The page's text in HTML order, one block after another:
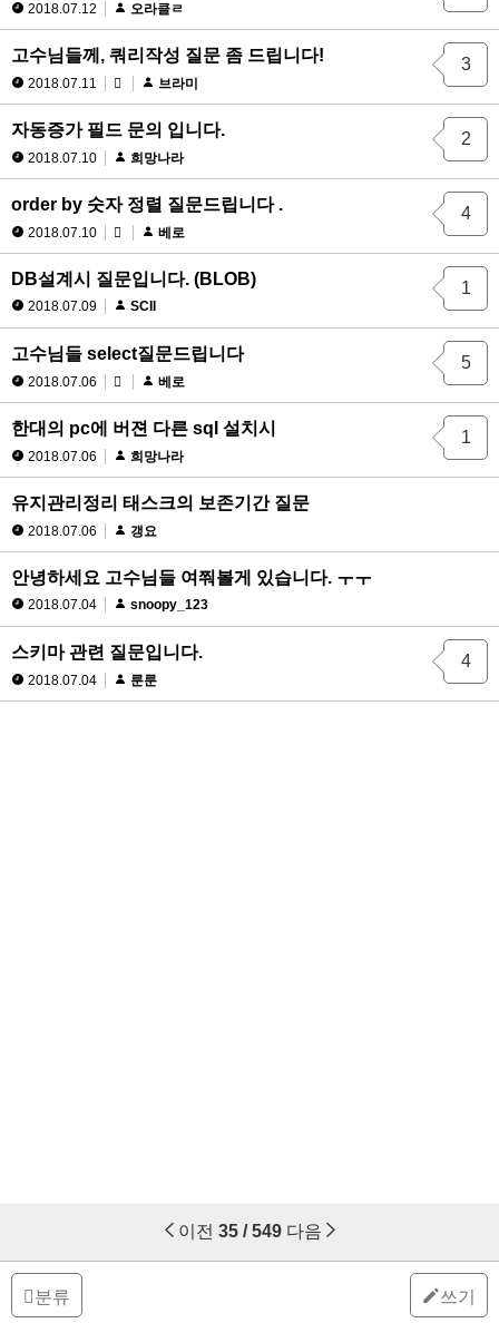
2018.07.12 오라클ㄹ
고수님들께, 쿼리작성 질문 좀 드립니다!
2018.07.11 브라미
3
자동증가 필드 문의 입니다.
2018.07.10 희망나라
2
order by 숫자 정렬 질문드립니다 .
2018.07.10 베로
4
DB설계시 질문입니다. (BLOB)
2018.07.09 SCII
1
고수님들 select질문드립니다
2018.07.06 베로
5
한대의 pc에 버젼 다른 sql 설치시
2018.07.06 희망나라
1
유지관리정리 태스크의 보존기간 질문
2018.07.06 갱요
안녕하세요 고수님들 여쭤볼게 있습니다. ㅜㅜ
2018.07.04 snoopy_123
스키마 관련 질문입니다.
2018.07.04 룬룬
4
이전 35 / 549 다음
분류 쓰기